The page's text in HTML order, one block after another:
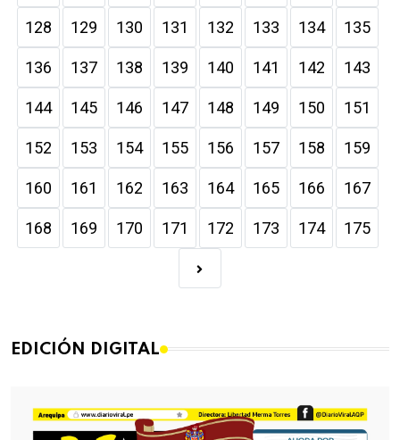
128 129 130 131 132 133 134 135
136 137 138 139 140 141 142 143
144 145 146 147 148 149 150 151
152 153 154 155 156 157 158 159
160 161 162 163 164 165 166 167
168 169 170 171 172 173 174 175
EDICIÓN DIGITAL